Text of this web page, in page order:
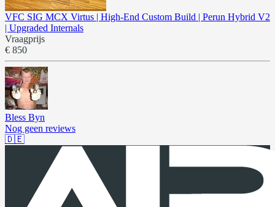
VFC SIG MCX Virtus | High-End Custom Build | Perun Hybrid V2
| Upgraded Internals
Vraagprijs
€ 850
Bless Byn
Nog geen reviews
🇩🇪